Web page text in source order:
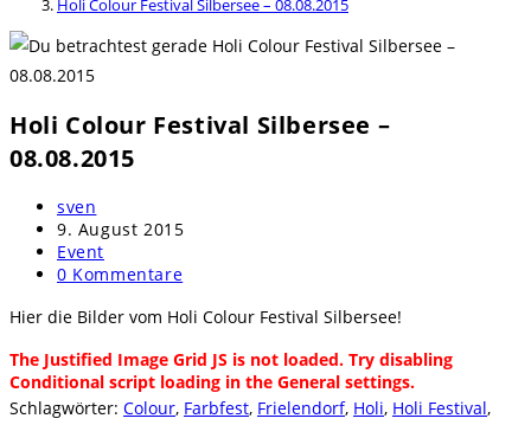
Holi Colour Festival Silbersee – 08.08.2015
Holi Colour Festival Silbersee –
08.08.2015
Beitrags-
Autor:
sven
Beitrag
veröffentlicht:
9. August 2015
Beitrags-
Kategorie:
Event
Beitrags-
0 Kommentare
Hier die Bilder vom Holi Colour Festival Silbersee!
The Justified Image Grid JS is not loaded. Try disabling
Conditional script loading in the General settings.
Schlagwörter: Colour, Farbfest, Frielendorf, Holi, Holi Festival,